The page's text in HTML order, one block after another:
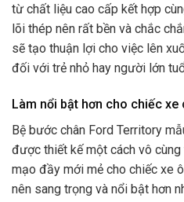
từ chất liệu cao cấp kết hợp
lõi thép nên rất bền và chắc
sẽ tạo thuận lợi cho việc lên
đối với trẻ nhỏ hay người lớn
Làm nổi bật hơn cho chiếc xe
Bệ bước chân Ford Territory
được thiết kế một cách vô
mạo đầy mới mẻ cho chiếc xe
nên sang trọng và nổi bật hơn